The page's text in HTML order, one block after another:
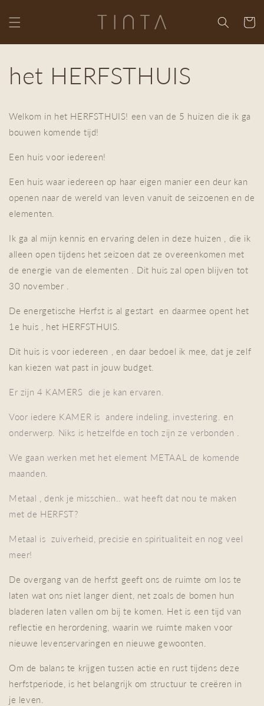
content
Cart
het HERFSTHUIS
Welkom in het HERFSTHUIS! een van de 5 huizen die ik ga
bouwen komende tijd!
Een huis voor iedereen!
Een huis waar iedereen op haar eigen manier een deur kan
openen naar de wereld van leven vanuit de seizoenen en de
elementen.
Ik ga al mijn kennis en ervaring delen in deze huizen , die ik
alleen open tijdens het seizoen dat ze overeenkomen met
de energie van de elementen . Dit huis zal open blijven tot
30 november .
De energetische Herfst is al gestart en daarmee opent het
1e huis , het HERFSTHUIS.
Dit huis is voor iedereen , en daar bedoel ik mee, dat je zelf
kan kiezen wat past in jouw budget.
Er zijn 4 KAMERS die je kan ervaren.
Voor iedere KAMER is andere indeling, investering. en
onderwerp. Niks is hetzelfde en toch zijn ze verbonden .
We gaan werken met het element METAAL de komende
maanden.
Metaal , denk je misschien.. wat heeft dat nou te maken
met de HERFST?
Metaal is zuiverheid, precisie en spiritualiteit en nog veel
meer!
De overgang van de herfst geeft ons de ruimte om los te
laten wat ons niet langer dient, net zoals de bomen hun
bladeren laten vallen om bij te komen. Het is een tijd van
reflectie en herordening, waarin we ruimte maken voor
nieuwe levenservaringen en nieuwe gewoonten.
Om de balans te krijgen tussen actie en rust tijdens deze
herfstperiode, is het belangrijk om structuur te creëren in
je leven.